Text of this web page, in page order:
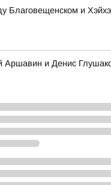
Благовещенском и
и Денис